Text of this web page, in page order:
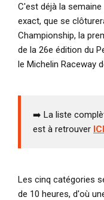
C'est déjà la
exact, que se
Championship, la
de la 26e édition du
le Michelin Raceway
➡️ La liste
est à retrouver ICI
Les cinq catégories
de 10 heures, d'où